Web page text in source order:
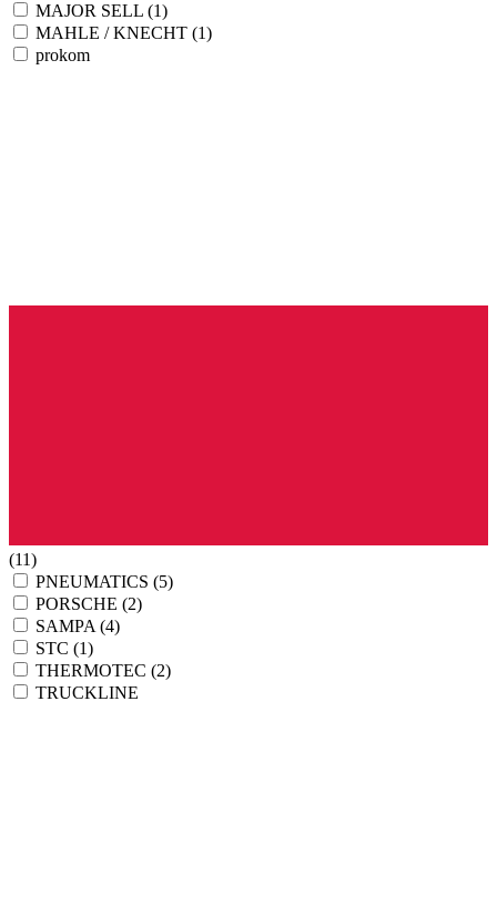
MAJOR SELL (1)
MAHLE / KNECHT (1)
prokom
(11)
PNEUMATICS (5)
PORSCHE (2)
SAMPA (4)
STC (1)
THERMOTEC (2)
TRUCKLINE